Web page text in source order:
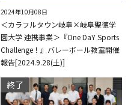
2024年10月08日
＜カラフルタウン岐阜×岐阜聖徳学
園大学 連携事業＞『One DaY Sports
Challenge！』バレーボール教室開催
報告[2024.9.28(土)]
終了